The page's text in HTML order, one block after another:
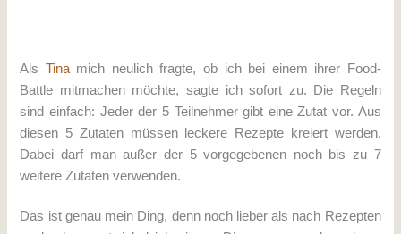
Als Tinamich neulich fragte, ob ich bei einem ihrer Food-
Battle mitmachen möchte, sagte ich sofort zu. Die Regeln
sind einfach: Jeder der 5 Teilnehmer gibt eine Zutat vor. Aus
diesen 5 Zutaten müssen leckere Rezepte kreiert werden.
Dabei darf man außer der 5 vorgegebenen noch bis zu 7
weitere Zutaten verwenden.
Das ist genau mein Ding, denn noch lieber als nach Rezepten